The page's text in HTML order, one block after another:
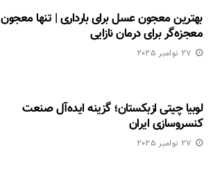
بهترین معجون عسل برای بارداری | تنها معجون
معجزه‌گر برای درمان نازایی
27 نوامبر 2025
لوبیا چیتی ازبکستان؛ گزینه ایده‌آل صنعت
کنسروسازی ایران
27 نوامبر 2025